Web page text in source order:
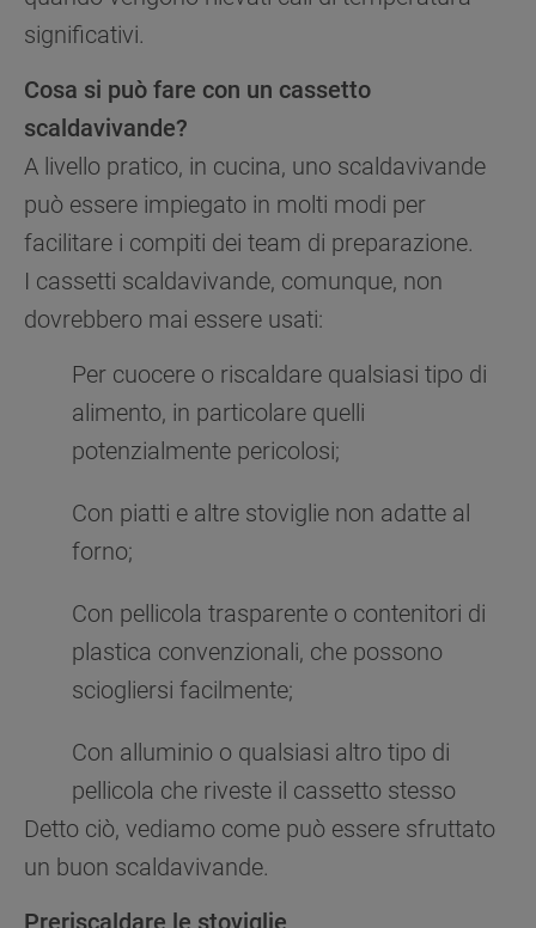
significativi.
Cosa si può fare con un cassetto
scaldavivande?
A livello pratico, in cucina, uno scaldavivande
può essere impiegato in molti modi per
facilitare i compiti dei team di preparazione.
I cassetti scaldavivande, comunque, non
dovrebbero mai essere usati:
Per cuocere o riscaldare qualsiasi tipo di
alimento, in particolare quelli
potenzialmente pericolosi;
Con piatti e altre stoviglie non adatte al
forno;
Con pellicola trasparente o contenitori di
plastica convenzionali, che possono
sciogliersi facilmente;
Con alluminio o qualsiasi altro tipo di
pellicola che riveste il cassetto stesso
Detto ciò, vediamo come può essere sfruttato
un buon scaldavivande.